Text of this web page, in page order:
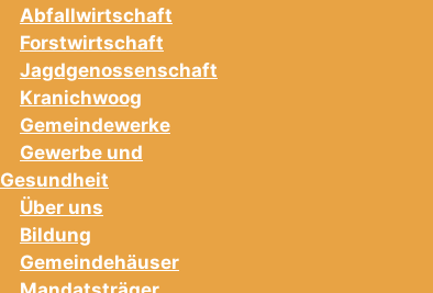
Abfallwirtschaft
Forstwirtschaft
Jagdgenossenschaft
Kranichwoog
Gemeindewerke
Gewerbe und
Gesundheit
Über uns
Bildung
Gemeindehäuser